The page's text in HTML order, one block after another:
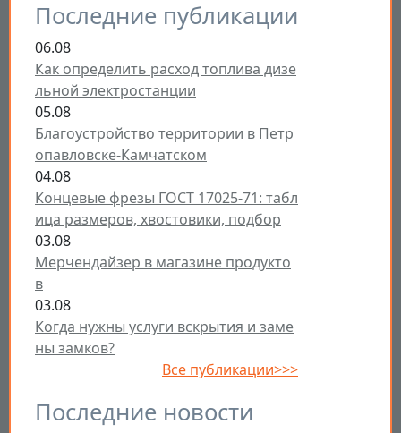
Последние публикации
06.08
Как определить расход топлива дизе
льной электростанции
05.08
Благоустройство территории в Петр
опавловске-Камчатском
04.08
Концевые фрезы ГОСТ 17025-71: табл
ица размеров, хвостовики, подбор
03.08
Мерчендайзер в магазине продукто
в
03.08
Когда нужны услуги вскрытия и заме
ны замков?
Все публикации>>>
Последние новости